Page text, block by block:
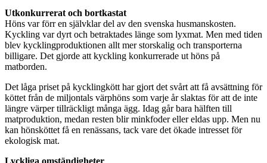
Utkonkurrerat och bortkastat
Höns var förr en självklar del av den svenska husmanskosten.
Kyckling var dyrt och betraktades länge som lyxmat. Men med tiden
blev kycklingproduktionen allt mer storskalig och transporterna
billigare. Det gjorde att kyckling konkurrerade ut höns på
matborden.
Det låga priset på kycklingkött har gjort det svårt att få avsättning för
köttet från de miljontals värphöns som varje år slaktas för att de inte
längre värper tillräckligt många ägg. Idag går bara hälften till
matproduktion, medan resten blir minkfoder eller eldas upp. Men nu
kan hönsköttet få en renässans, tack vare det ökade intresset för
ekologisk mat.
Lyckliga omständigheter